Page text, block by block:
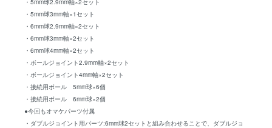
・5mm球2.9mm軸×2セット
・5mm球3mm軸×1セット
・6mm球2.9mm軸×2セット
・6mm球3mm軸×2セット
・6mm球4mm軸×2セット
・ボールジョイント2.9mm軸×2セット
・ボールジョイント4mm軸×2セット
・接続用ボール 5mm球×6個
・接続用ボール 6mm球×2個
●今回もオマケパーツ付属
・ダブルジョイント用パーツ:6mm球2セットと組み合わせることで、ダブルジョ